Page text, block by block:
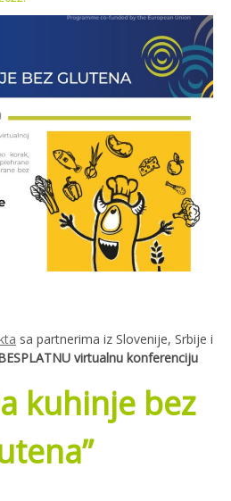
sa partnerima iz Slovenije, Srbije i
virtualnu konferenciju
kuhinje bez